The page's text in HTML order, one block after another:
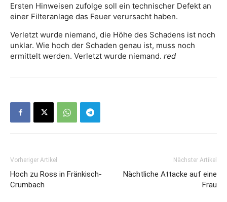
Ersten Hinweisen zufolge soll ein technischer Defekt an
einer Filteranlage das Feuer verursacht haben.
Verletzt wurde niemand, die Höhe des Schadens ist noch
unklar. Wie hoch der Schaden genau ist, muss noch
ermittelt werden. Verletzt wurde niemand. red
Vorheriger Artikel
Hoch zu Ross in Fränkisch-
Crumbach
Nächster Artikel
Nächtliche Attacke auf eine
Frau